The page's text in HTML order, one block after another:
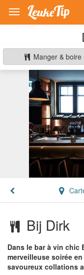
Toggle
navigation
Manger & boire
Bij Dirk
Dans le bar à vin chic
merveilleuse soirée
savoureux collations